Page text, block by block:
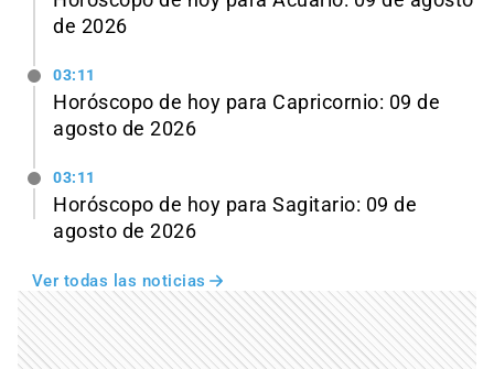
de 2026
03:11
Horóscopo de hoy para Capricornio: 09 de
agosto de 2026
03:11
Horóscopo de hoy para Sagitario: 09 de
agosto de 2026
Ver todas las noticias